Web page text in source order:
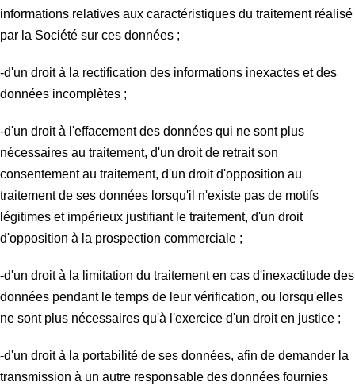
informations relatives aux caractéristiques du traitement réalisé
par la Société sur ces données ;
-d'un droit à la rectification des informations inexactes et des
données incomplètes ;
-d'un droit à l'effacement des données qui ne sont plus
nécessaires au traitement, d'un droit de retrait son
consentement au traitement, d'un droit d'opposition au
traitement de ses données lorsqu'il n'existe pas de motifs
légitimes et impérieux justifiant le traitement, d'un droit
d'opposition à la prospection commerciale ;
-d'un droit à la limitation du traitement en cas d'inexactitude des
données pendant le temps de leur vérification, ou lorsqu'elles
ne sont plus nécessaires qu'à l'exercice d'un droit en justice ;
-d'un droit à la portabilité de ses données, afin de demander la
transmission à un autre responsable des données fournies